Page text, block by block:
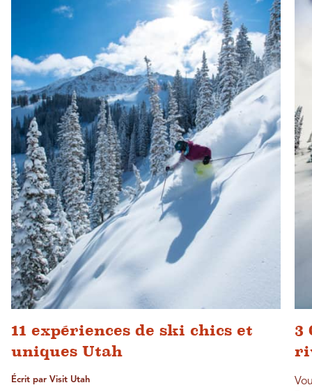
11 expériences de ski chics et
uniques Utah
Écrit par Visit Utah
3